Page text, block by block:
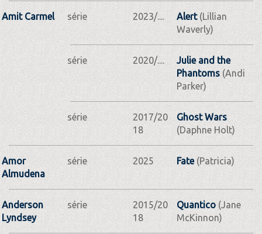
Amit Carmel série 2023/.... Alert(Lillian
Waverly)
série 2020/....
Julie and the
Phantoms(Andi
Parker)
série
2017/20
18
Ghost Wars
(Daphne Holt)
Amor
Almudena
série 2025 Fate(Patricia)
Anderson
Lyndsey
série
2015/20
18
Quantico(Jane
McKinnon)